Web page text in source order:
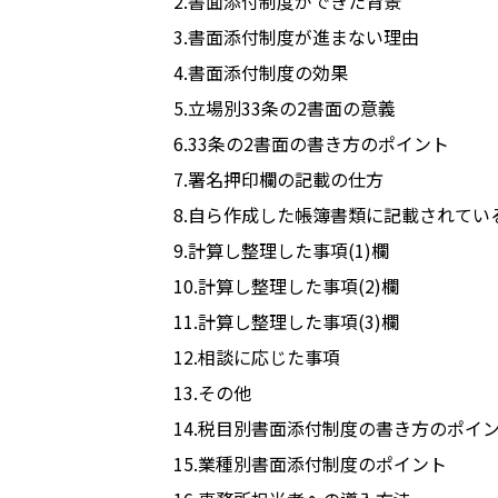
3.書面添付制度が進まない理由
4.書面添付制度の効果
5.立場別33条の2書面の意義
6.33条の2書面の書き方のポイント
7.署名押印欄の記載の仕方
8.自ら作成した帳簿書類に記載されてい
9.計算し整理した事項(1)欄
10.計算し整理した事項(2)欄
11.計算し整理した事項(3)欄
12.相談に応じた事項
13.その他
14.税目別書面添付制度の書き方のポイ
15.業種別書面添付制度のポイント